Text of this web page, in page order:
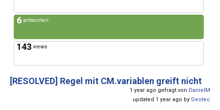
6 antworten
143 views
[RESOLVED] Regel mit CM.variablen greift nicht
1 year ago gefragt von DanielM
updated 1 year ago by Geotec